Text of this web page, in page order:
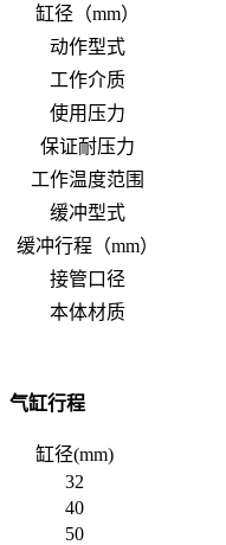
缸径（mm）
动作型式
工作介质
使用压力
保证耐压力
工作温度范围
缓冲型式
缓冲行程（mm）
接管口径
本体材质
气缸行程
缸径(mm)
32
40
50